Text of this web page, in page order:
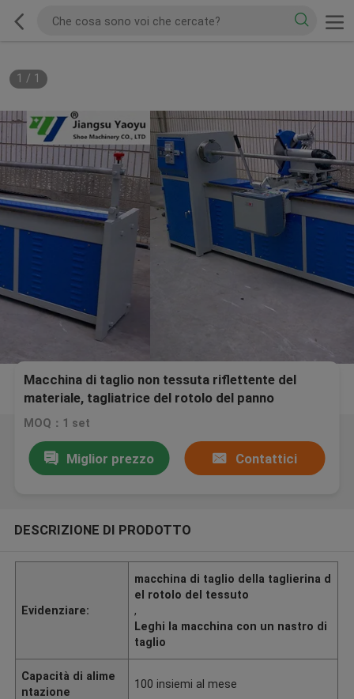
1 / 1
Macchina di taglio non tessuta riflettente del
materiale, tagliatrice del rotolo del panno
MOQ：1 set
Miglior prezzo Contattici
DESCRIZIONE DI PRODOTTO
Evidenziare:
macchina di taglio della taglierina d
el rotolo del tessuto
,
Leghi la macchina con un nastro di
taglio
Capacità di alime
ntazione
100 insiemi al mese